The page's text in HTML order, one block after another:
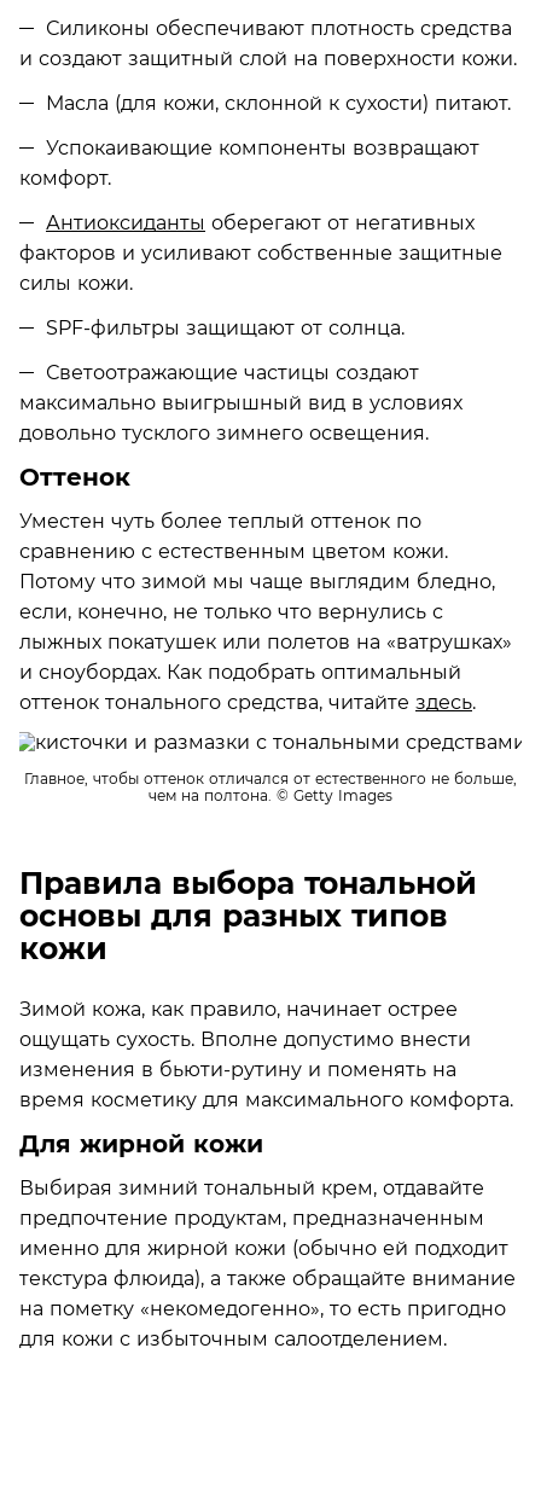
Силиконы обеспечивают плотность средства
и создают защитный слой на поверхности кожи.
Масла (для кожи, склонной к сухости) питают.
Успокаивающие компоненты возвращают
комфорт.
Антиоксиданты оберегают от негативных
факторов и усиливают собственные защитные
силы кожи.
SPF-фильтры защищают от солнца.
Светоотражающие частицы создают
максимально выигрышный вид в условиях
довольно тусклого зимнего освещения.
Оттенок
Уместен чуть более теплый оттенок по
сравнению с естественным цветом кожи.
Потому что зимой мы чаще выглядим бледно,
если, конечно, не только что вернулись с
лыжных покатушек или полетов на «ватрушках»
и сноубордах. Как подобрать оптимальный
оттенок тонального средства, читайте здесь.
Главное, чтобы оттенок отличался от естественного не больше,
чем на полтона. © Getty Images
Правила выбора тональной
основы для разных типов
кожи
Зимой кожа, как правило, начинает острее
ощущать сухость. Вполне допустимо внести
изменения в бьюти-рутину и поменять на
время косметику для максимального комфорта.
Для жирной кожи
Выбирая зимний тональный крем, отдавайте
предпочтение продуктам, предназначенным
именно для жирной кожи (обычно ей подходит
текстура флюида), а также обращайте внимание
на пометку «некомедогенно», то есть пригодно
для кожи с избыточным салоотделением.